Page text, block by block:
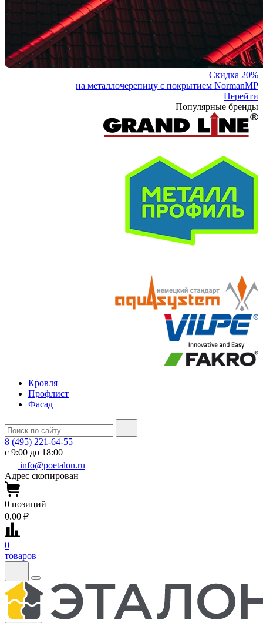
Скидка 20%
на металлочерепицу с покрытием NormanMP
Перейти
Популярные бренды
Кровля
Профлист
Фасад
8 (495) 221-64-55
с 9:00 до 18:00
info@poetalon.ru
Адрес скопирован
0 позиций
0.00 ₽
0
товаров